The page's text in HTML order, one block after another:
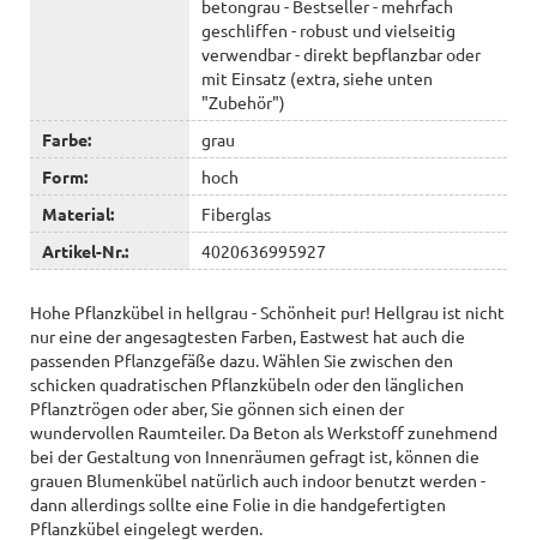
betongrau - Bestseller - mehrfach
geschliffen - robust und vielseitig
verwendbar - direkt bepflanzbar oder
mit Einsatz (extra, siehe unten
"Zubehör")
Farbe:
grau
Form:
hoch
Material:
Fiberglas
Artikel-Nr.:
4020636995927
Hohe Pflanzkübel in hellgrau - Schönheit pur! Hellgrau ist nicht
nur eine der angesagtesten Farben, Eastwest hat auch die
passenden Pflanzgefäße dazu. Wählen Sie zwischen den
schicken quadratischen Pflanzkübeln oder den länglichen
Pflanztrögen oder aber, Sie gönnen sich einen der
wundervollen Raumteiler. Da Beton als Werkstoff zunehmend
bei der Gestaltung von Innenräumen gefragt ist, können die
grauen Blumenkübel natürlich auch indoor benutzt werden -
dann allerdings sollte eine Folie in die handgefertigten
Pflanzkübel eingelegt werden.